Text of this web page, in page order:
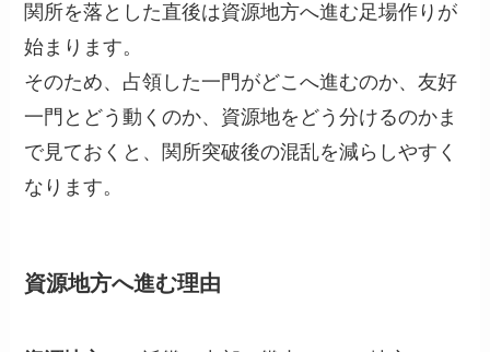
関所を落とした直後は資源地方へ進む足場作りが
始まります。
そのため、占領した一門がどこへ進むのか、友好
一門とどう動くのか、資源地をどう分けるのかま
で見ておくと、関所突破後の混乱を減らしやすく
なります。
資源地方へ進む理由